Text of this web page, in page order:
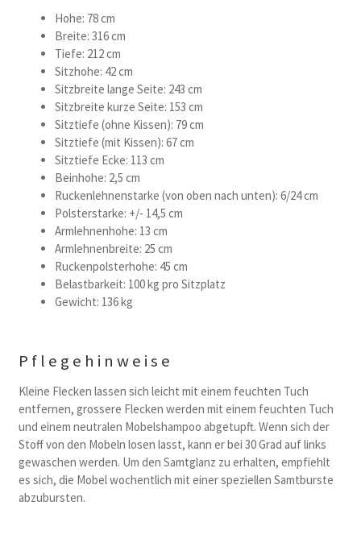
Hohe: 78 cm
Breite: 316 cm
Tiefe: 212 cm
Sitzhohe: 42 cm
Sitzbreite lange Seite: 243 cm
Sitzbreite kurze Seite: 153 cm
Sitztiefe (ohne Kissen): 79 cm
Sitztiefe (mit Kissen): 67 cm
Sitztiefe Ecke: 113 cm
Beinhohe: 2,5 cm
Ruckenlehnenstarke (von oben nach unten): 6/24 cm
Polsterstarke: +/- 14,5 cm
Armlehnenhohe: 13 cm
Armlehnenbreite: 25 cm
Ruckenpolsterhohe: 45 cm
Belastbarkeit: 100 kg pro Sitzplatz
Gewicht: 136 kg
Pflegehinweise
Kleine Flecken lassen sich leicht mit einem feuchten Tuch
entfernen, grossere Flecken werden mit einem feuchten Tuch
und einem neutralen Mobelshampoo abgetupft. Wenn sich der
Stoff von den Mobeln losen lasst, kann er bei 30 Grad auf links
gewaschen werden. Um den Samtglanz zu erhalten, empfiehlt
es sich, die Mobel wochentlich mit einer speziellen Samtburste
abzubursten.